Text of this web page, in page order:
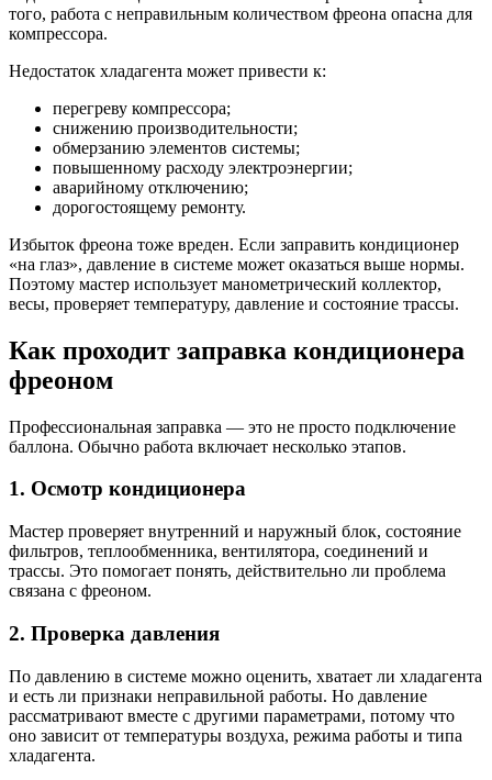
того, работа с неправильным количеством фреона опасна для
компрессора.
Недостаток хладагента может привести к:
перегреву компрессора;
снижению производительности;
обмерзанию элементов системы;
повышенному расходу электроэнергии;
аварийному отключению;
дорогостоящему ремонту.
Избыток фреона тоже вреден. Если заправить кондиционер
«на глаз», давление в системе может оказаться выше нормы.
Поэтому мастер использует манометрический коллектор,
весы, проверяет температуру, давление и состояние трассы.
Как проходит заправка кондиционера
фреоном
Профессиональная заправка — это не просто подключение
баллона. Обычно работа включает несколько этапов.
1. Осмотр кондиционера
Мастер проверяет внутренний и наружный блок, состояние
фильтров, теплообменника, вентилятора, соединений и
трассы. Это помогает понять, действительно ли проблема
связана с фреоном.
2. Проверка давления
По давлению в системе можно оценить, хватает ли хладагента
и есть ли признаки неправильной работы. Но давление
рассматривают вместе с другими параметрами, потому что
оно зависит от температуры воздуха, режима работы и типа
хладагента.